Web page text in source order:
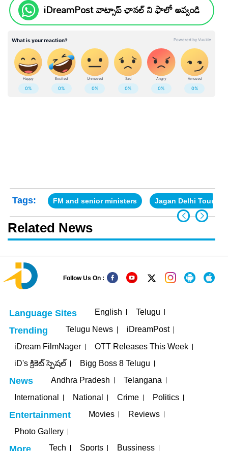
iDreamPost వాట్సాప్ ఛానల్ ని ఫాలో అవ్వండి
Tags: FM and senior ministers Jagan Delhi Tour
Related News
Follow Us On :
Language Sites English Telugu
Trending Telugu News
iDreamPost
iDream FilmNager
OTT Releases This Week
iD's క్రికెట్ స్పెషల్
Bigg Boss 8 Telugu
News Andhra Pradesh
Telangana
International
National Crime Politics
Entertainment Movies
Reviews
Photo Gallery
More Tech Sports Bussiness